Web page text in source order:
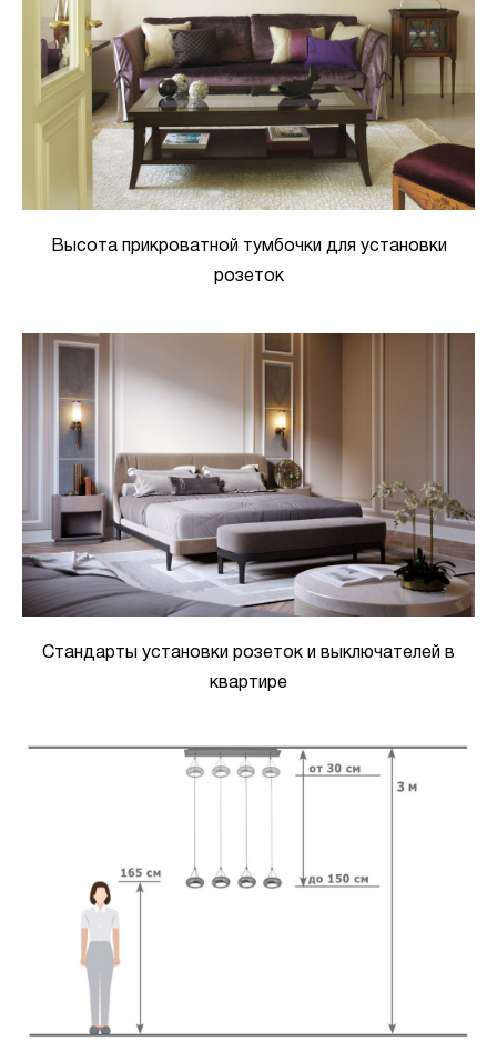
Высота прикроватной тумбочки для установки
розеток
Стандарты установки розеток и выключателей в
квартире